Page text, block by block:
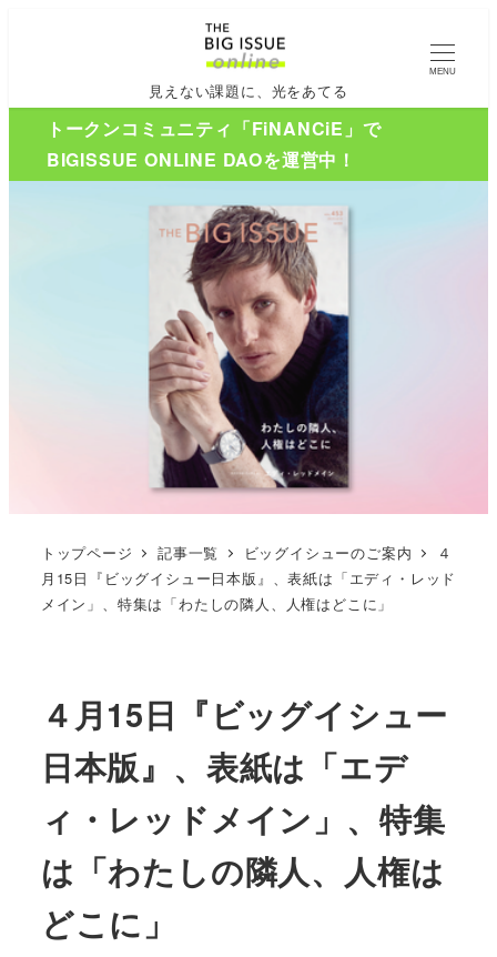
見えない課題に、光をあてる
MENU
トークンコミュニティ「FiNANCiE」で
BIGISSUE ONLINE DAOを運営中！
トップページ 記事一覧 ビッグイシューのご案内
４
月15日『ビッグイシュー日本版』、表紙は「エディ・レッド
メイン」、特集は「わたしの隣人、人権はどこに」
４月15日『ビッグイシュー
日本版』、表紙は「エデ
ィ・レッドメイン」、特集
は「わたしの隣人、人権は
どこに」